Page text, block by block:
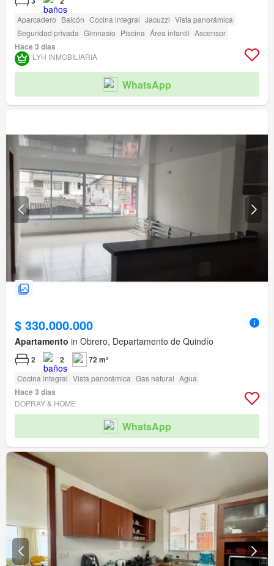
Aparcadero Balcón Cocina integral Jacuzzi Vista panorámica
Seguridad privada Gimnasio Piscina Área infantil Ascensor
Hace 3 días
LYH INMOBILIARIA
WhatsApp
$ 330.000.000
Apartamento in Obrero, Departamento de Quindío
2 2 72 m²
Cocina integral Vista panorámica Gas natural Agua
Hace 3 días
DOPRAY & HOME
WhatsApp